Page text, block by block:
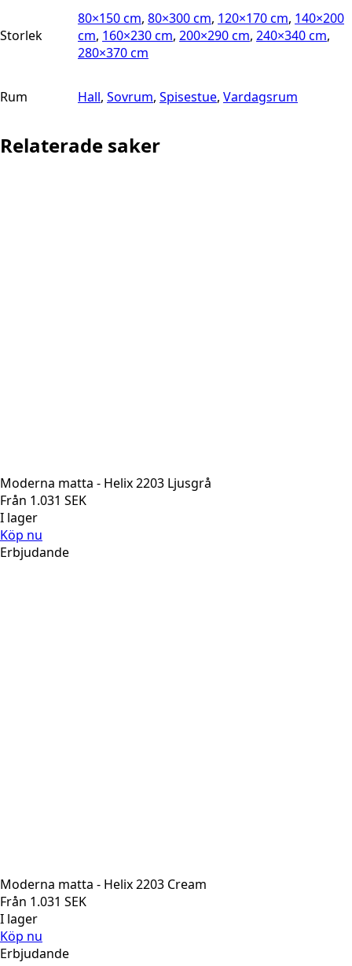
Storlek
80×150 cm, 80×300 cm, 120×170 cm, 140×200
cm, 160×230 cm, 200×290 cm, 240×340 cm,
280×370 cm
Rum Hall, Sovrum, Spisestue, Vardagsrum
Relaterade saker
Moderna matta - Helix 2203 Ljusgrå
Från 1.031 SEK
I lager
Köp nu
Erbjudande
Moderna matta - Helix 2203 Cream
Från 1.031 SEK
I lager
Köp nu
Erbjudande